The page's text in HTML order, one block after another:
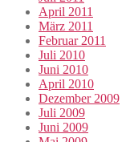
April 2011
März 2011
Februar 2011
Juli 2010
Juni 2010
April 2010
Dezember 2009
Juli 2009
Juni 2009